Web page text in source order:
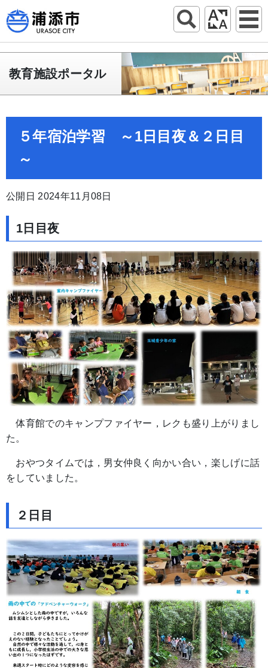
教育施設ポータル
５年宿泊学習 ～1日目夜＆２日目
～
公開日 2024年11月08日
1日目夜
体育館でのキャンプファイヤー，レクも盛り上がりまし
た。
おやつタイムでは，男女仲良く向かい合い，楽しげに話
をしていました。
２日目